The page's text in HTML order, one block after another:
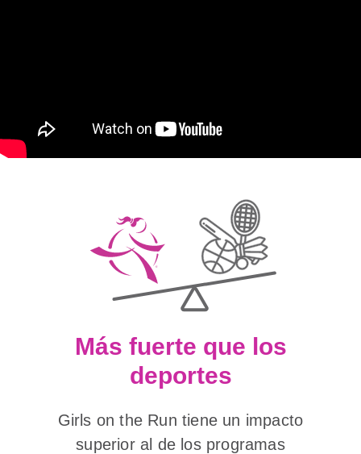
Más fuerte que los
deportes
Girls on the Run tiene un impacto
superior al de los programas